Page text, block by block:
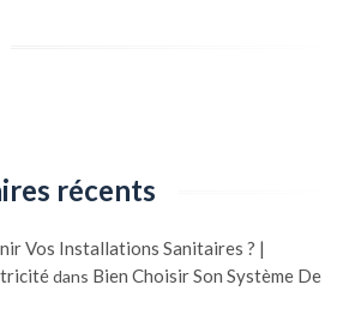
récents
Vos Installations Sanitaires ? |
dans Bien Choisir Son Système De